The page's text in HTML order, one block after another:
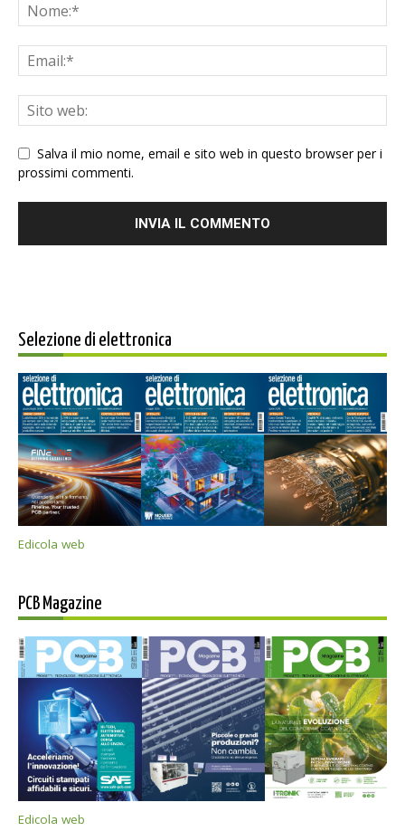
Salva il mio nome, email e sito web in questo browser per i
prossimi commenti.
Selezione di elettronica
Edicola web
PCB Magazine
Edicola web